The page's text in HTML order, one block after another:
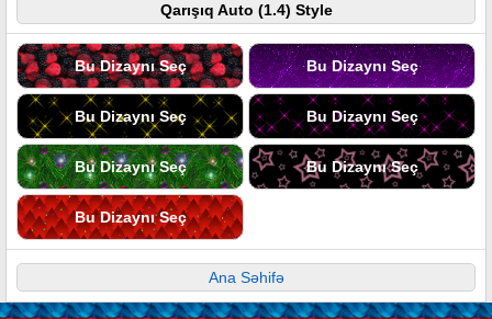
Qarışıq Auto (1.4) Style
Bu Dizaynı Seç Bu Dizaynı Seç
Bu Dizaynı Seç Bu Dizaynı Seç
Bu Dizaynı Seç Bu Dizaynı Seç
Bu Dizaynı Seç
Ana Səhifə